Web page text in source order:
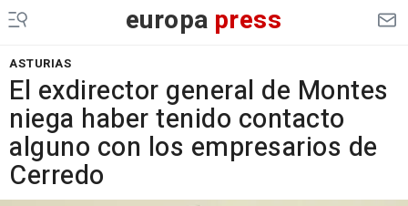
europa press
ASTURIAS
El exdirector general de Montes
niega haber tenido contacto
alguno con los empresarios de
Cerredo